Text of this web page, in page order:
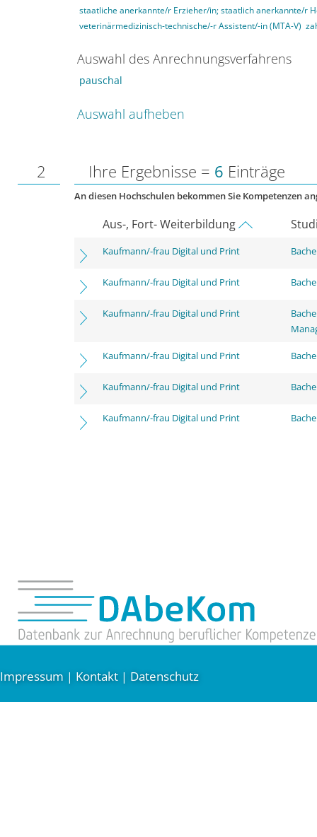
staatliche anerkannte/r Erzieher/in; staatlich anerkannte/r
veterinärmedizinisch-technische/-r Assistent/-in (MTA-V)
Auswahl des Anrechnungsverfahrens
pauschal
Auswahl aufheben
2 Ihre Ergebnisse = 6 Einträge
An diesen Hochschulen bekommen Sie Kompetenzen
Aus-, Fort- Weiterbildung
Kaufmann/-frau Digital und Print
Kaufmann/-frau Digital und Print
Kaufmann/-frau Digital und Print
Kaufmann/-frau Digital und Print
Kaufmann/-frau Digital und Print
Kaufmann/-frau Digital und Print
Impressum | Kontakt | Datenschutz